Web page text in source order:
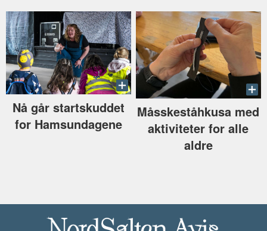
Nå går startskuddet
for Hamsundagene
Måsskeståhkusa med
aktiviteter for alle
aldre